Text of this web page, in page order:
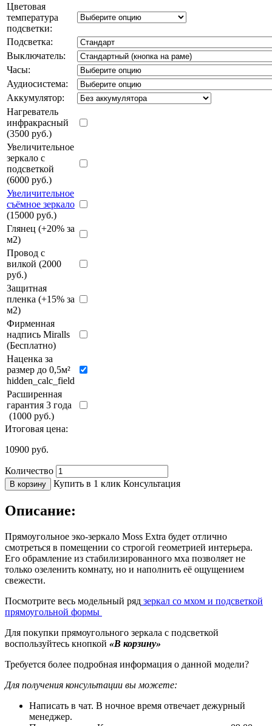
Цветовая
температура
подсветки:
Подсветка:
Выключатель:
Часы:
Аудиосистема:
Аккумулятор:
Нагреватель
инфракрасный
(3500 руб.)
Увеличительное
зеркало с
подсветкой
(6000 руб.)
Увеличительное
съёмное зеркало
(15000 руб.)
Глянец (+20% за
м2)
Провод с
вилкой (2000
руб.)
Защитная
пленка (+15% за
м2)
Фирменная
надпись Miralls
(Бесплатно)
Наценка за
размер до 0,5м²
hidden_calc_field
Расширенная
гарантия 3 года
(1000 руб.)
Итоговая цена:
10900 руб.
Количество
В корзину Купить в 1 клик Консультация
Описание:
Прямоугольное эко-зеркало Moss Extra будет отлично
смотреться в помещении со строгой геометрией интерьера.
Его обрамление из стабилизированного мха позволяет не
только озеленить комнату, но и наполнить её ощущением
свежести.
Посмотрите весь модельный ряд зеркал со мхом и подсветкой
прямоугольной формы
Для покупки прямоугольного зеркала с подсветкой
воспользуйтесь кнопкой «В корзину»
Требуется более подробная информация о данной модели?
Для получения консультации вы можете:
Написать в чат. В ночное время отвечает дежурный
менеджер.